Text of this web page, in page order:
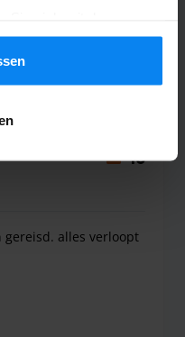
den Regeln in Ihrem
Einstellungen jedoch
finden Sie in
8. August 2026
10
gereisd. alles verloopt